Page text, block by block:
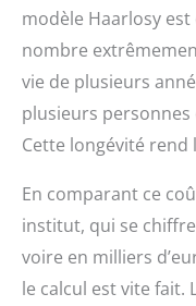
modèle Haarlosy
nombre
vie de plusieurs
plusieurs personnes
Cette longévité rend
En comparant ce
institut, qui se
voire en milliers
le calcul est vite fait.